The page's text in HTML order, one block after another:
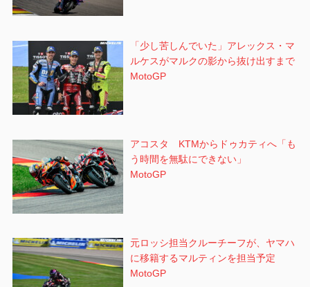
「少し苦しんでいた」アレックス・マ
ルケスがマルクの影から抜け出すまで
MotoGP
アコスタ KTMからドゥカティへ「も
う時間を無駄にできない」
MotoGP
元ロッシ担当クルーチーフが、ヤマハ
に移籍するマルティンを担当予定
MotoGP